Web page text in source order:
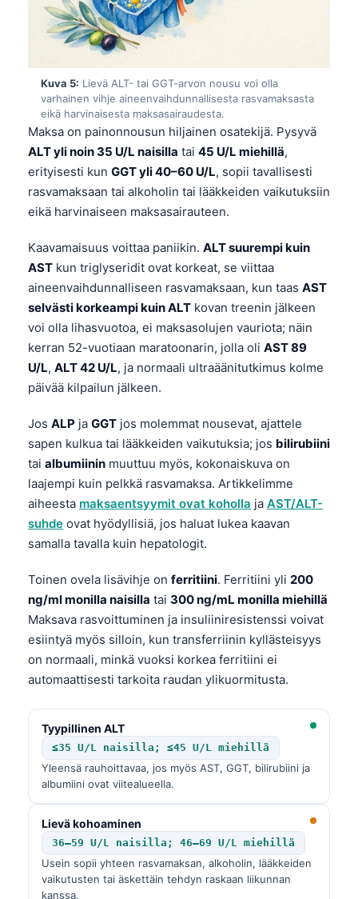
Kuva 5: Lievä ALT- tai GGT-arvon nousu voi olla
varhainen vihje aineenvaihdunnallisesta rasvamaksasta
eikä harvinaisesta maksasairaudesta.
Maksa on painonnousun hiljainen osatekijä. Pysyvä
ALT yli noin 35 U/L naisilla tai 45 U/L miehillä,
erityisesti kun GGT yli 40–60 U/L, sopii tavallisesti
rasvamaksaan tai alkoholin tai lääkkeiden vaikutuksiin
eikä harvinaiseen maksasairauteen.
Kaavamaisuus voittaa paniikin. ALT suurempi kuin
AST kun triglyseridit ovat korkeat, se viittaa
aineenvaihdunnalliseen rasvamaksaan, kun taas AST
selvästi korkeampi kuin ALT kovan treenin jälkeen
voi olla lihasvuotoa, ei maksasolujen vauriota; näin
kerran 52-vuotiaan maratoonarin, jolla oli AST 89
U/L, ALT 42 U/L, ja normaali ultraäänitutkimus kolme
päivää kilpailun jälkeen.
Jos ALP ja GGT jos molemmat nousevat, ajattele
sapen kulkua tai lääkkeiden vaikutuksia; jos bilirubiini
tai albumiinin muuttuu myös, kokonaiskuva on
laajempi kuin pelkkä rasvamaksa. Artikkelimme
aiheesta maksaentsyymit ovat koholla ja AST/ALT-
suhde ovat hyödyllisiä, jos haluat lukea kaavan
samalla tavalla kuin hepatologit.
Toinen ovela lisävihje on ferritiini. Ferritiini yli 200
ng/ml monilla naisilla tai 300 ng/mL monilla miehillä
Maksava rasvoittuminen ja insuliiniresistenssi voivat
esiintyä myös silloin, kun transferriinin kyllästeisyys
on normaali, minkä vuoksi korkea ferritiini ei
automaattisesti tarkoita raudan ylikuormitusta.
Tyypillinen ALT
≤35 U/L naisilla; ≤45 U/L miehillä
Yleensä rauhoittavaa, jos myös AST, GGT, bilirubiini ja
albumiini ovat viitealueella.
Lievä kohoaminen
36–59 U/L naisilla; 46–69 U/L miehillä
Usein sopii yhteen rasvamaksan, alkoholin, lääkkeiden
vaikutusten tai äskettäin tehdyn raskaan liikunnan
kanssa.
मराठी
తెలుగు
தமிழ்
ಕನ್ನಡ
മലയാളം
Bahasa Melayu
Tiếng Việt
Tagalog
ไทย
ဗမာစာ
ភាសាខ្មែរ
Kiswahili
አማርኛ
Українська
Català
Қазақ тілі
Hrvatski
Slovenčina
كوردی‎
پښتو
سنڌي
සිංහල
Latviešu valoda
Македонски јазик
Euskara
Gàidhlig
Occitan
Afrikaans
Монгол